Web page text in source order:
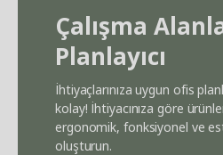
Çalışma
Planlayıcı
İhtiyaçlarınıza uygun ofis
kolay! İhtiyacınıza göre
ergonomik, fonksiyonel ve
oluşturun.